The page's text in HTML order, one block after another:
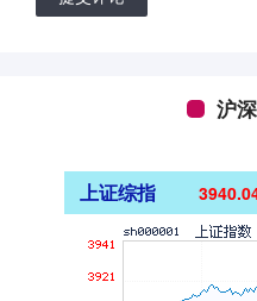
沪
上证综指